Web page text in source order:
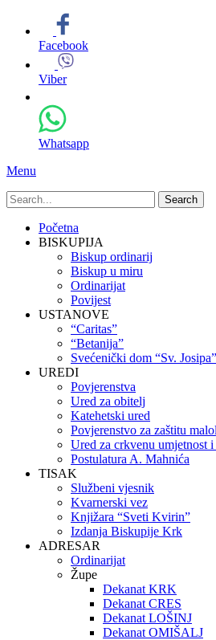
Facebook
Viber
Whatsapp
Menu
Search
for:
Primary
Menu
Skip
Početna
BISKUPIJA
Biskup ordinarij
Biskup u miru
Ordinarijat
Povijest
USTANOVE
“Caritas”
“Betanija”
Svećenički dom “Sv. Josipa”
UREDI
Povjerenstva
Ured za obitelj
Katehetski ured
Povjerenstvo za zaštitu
Ured za crkvenu umjetnost
Postulatura A. Mahnića
TISAK
Službeni vjesnik
Kvarnerski vez
Knjižara “Sveti Kvirin”
Izdanja Biskupije Krk
ADRESAR
Ordinarijat
Župe
Dekanat KRK
Dekanat CRES
Dekanat LOŠINJ
Dekanat OMIŠALJ